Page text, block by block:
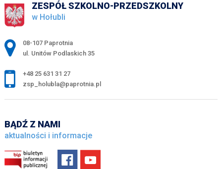
ZESPÓŁ SZKOLNO-PRZEDSZKOLNY
w Hołubli
Adres pocztowy:
08-107 Paprotnia
ul. Unitów Podlaskich 35
+48 25 631 31 27
zsp_holubla@paprotnia.pl
BĄDŹ Z NAMI
aktualności i informacje